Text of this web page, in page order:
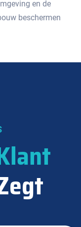
en de
beschermen